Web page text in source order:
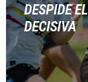
DESPIDE
DECISIVA